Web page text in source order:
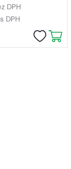
DPH
s DPH